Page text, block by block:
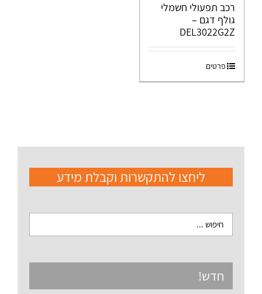
רכב תפעולי חשמלי
גולף דגם –
DEL3022G2Z
פרטים
ליחצו להתקשרות וקבלת מידע
חדש!